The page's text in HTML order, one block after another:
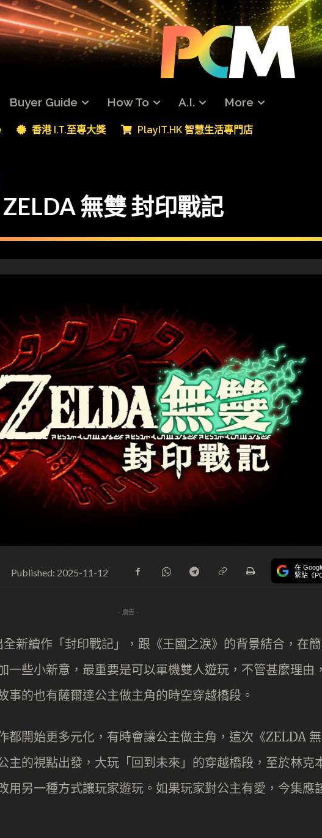
Buyer Guide How To A.I. More
香港 I.T.至專大獎 PlayIT.HK 智慧生活專門店
無雙 封印戰記
Published: 2025-11-12 在
緊貼《
- 廣告 -
全新續作「封印戰記」，跟《王國之淚》的背景結合，在
一些小新意，最重要是可以單機雙人遊玩，不管甚麼理由
事的也有薩爾達公主做主角的時空穿越橋段。
都開始更多元化，有時會讓公主做主角，這次《ZELDA
主的視點出發，大玩「回到未來」的穿越橋段，至於林克
用另一種方式讓玩家遊玩。如果玩家對公主有愛，今集應